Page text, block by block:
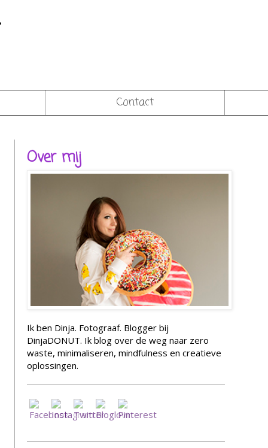
Contact
Over mij
Ik ben Dinja. Fotograaf. Blogger bij
DinjaDONUT. Ik blog over de weg naar zero
waste, minimaliseren, mindfulness en creatieve
oplossingen.